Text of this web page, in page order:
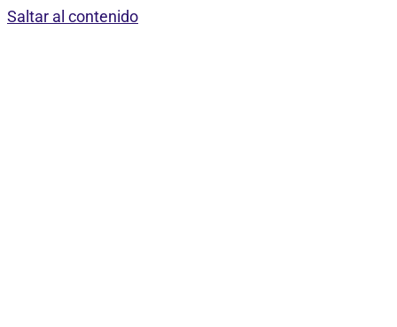
Saltar al contenido